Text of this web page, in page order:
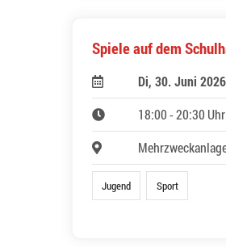
Spiele auf dem
Di, 30. Juni 2026
18:00 - 20:30 Uhr
Jugend Sport